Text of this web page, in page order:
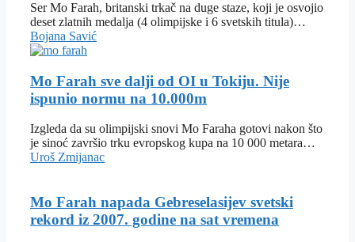
Ser Mo Farah, britanski trkač na duge staze, koji je osvojio
deset zlatnih medalja (4 olimpijske i 6 svetskih titula)…
Bojana Savić
Mo Farah sve dalji od OI u Tokiju. Nije
ispunio normu na 10.000m
Izgleda da su olimpijski snovi Mo Faraha gotovi nakon što
je sinoć završio trku evropskog kupa na 10 000 metara…
Uroš Zmijanac
Mo Farah napada Gebreselasijev svetski
rekord iz 2007. godine na sat vremena